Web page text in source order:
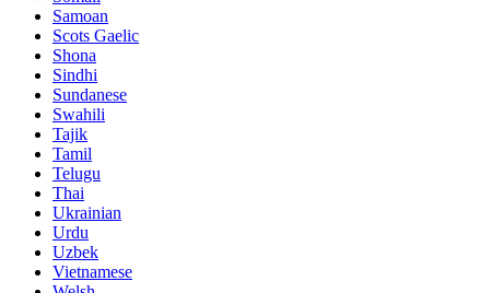
Samoan
Scots Gaelic
Shona
Sindhi
Sundanese
Swahili
Tajik
Tamil
Telugu
Thai
Ukrainian
Urdu
Uzbek
Vietnamese